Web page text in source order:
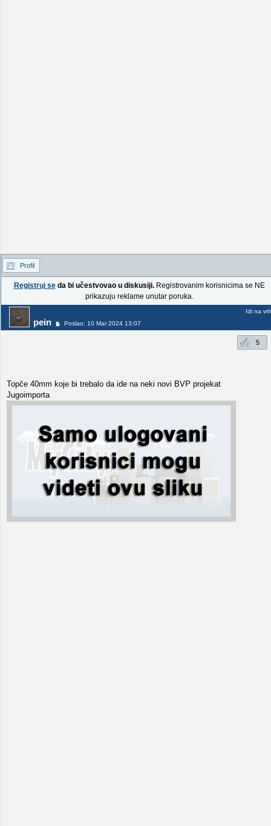
Profil
Registruj seda bi učestvovao u diskusiji.Registrovanim korisnicima se NE
prikazuju reklame unutar poruka.
pein Poslao: 10 Mar 2024 13:07
Idi na vrh
5
Topče 40mm koje bi trebalo da ide na neki novi BVP projekat
Jugoimporta